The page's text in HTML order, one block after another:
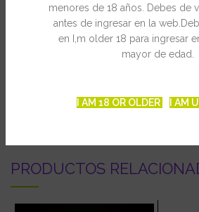
menores de 18 años. Debes de
antes de ingresar en la
en I,m older 18 para ingresar
mayor de edad.
I AM 18 OR OLDER I AM
Sabor: afrutado / herbal
Altura: alto
Indica / Sativa: Sativa dominante
INFORMACIÓN ADICIONAL
PRODUCTOS